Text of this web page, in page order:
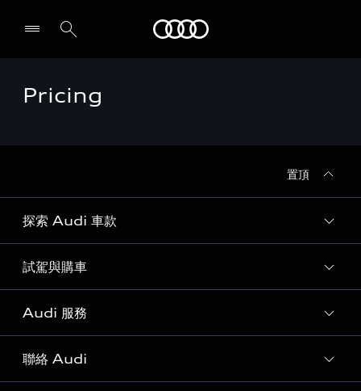
Pricing
置頂
探索 Audi 車款
所有車款
客製化您的 Audi
Audi 純電生活圈
奧迪嚴選中古車
試駕與購車
購車方案
最新優惠
預約試駕 | 多元安心賞車
Audi 服務
Audi 原廠配件與精品
聯絡 Audi